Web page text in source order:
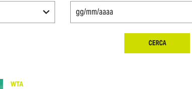
CERCA
WTA